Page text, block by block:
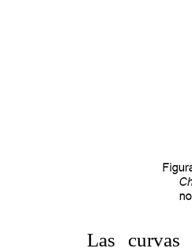
Las